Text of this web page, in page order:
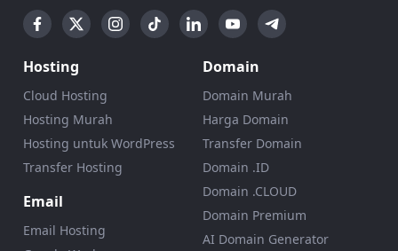
Hosting
Cloud Hosting
Hosting Murah
Hosting untuk WordPress
Transfer Hosting
Email
Email Hosting
Domain
Domain Murah
Harga Domain
Transfer Domain
Domain .ID
Domain .CLOUD
Domain Premium
AI Domain Generator